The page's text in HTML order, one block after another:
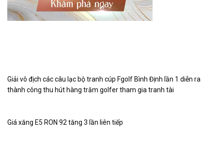
Giải vô địch các câu lạc bộ tranh cúp Fgolf Bình Định lần 1 diễn ra
thành công thu hút hàng trăm golfer tham gia tranh tài
Giá xăng E5 RON 92 tăng 3 lần liên tiếp